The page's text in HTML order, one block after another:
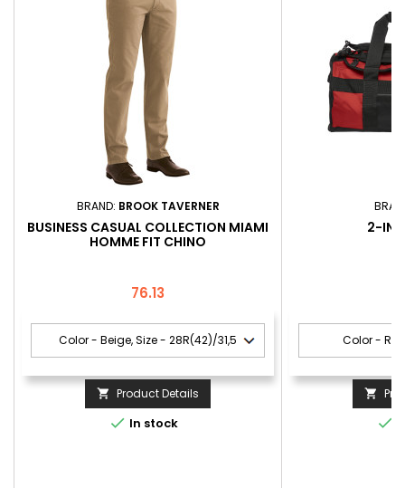
BRAND: BROOK TAVERNER
BUSINESS CASUAL COLLECTION MIAMI
HOMME FIT CHINO
Price
76.13
 Product Details
 In stock
2-IN-

